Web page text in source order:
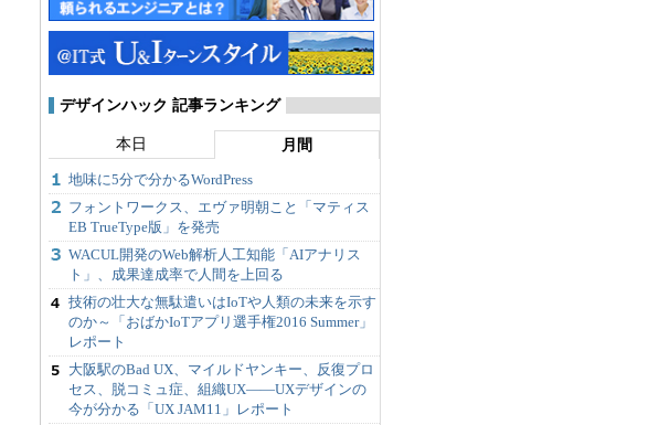
デザインハック 記事ランキング
本日 月間
地味に5分で分かるWordPress
フォントワークス、エヴァ明朝こと「マティス
EB TrueType版」を発売
WACUL開発のWeb解析人工知能「AIアナリス
ト」、成果達成率で人間を上回る
技術の壮大な無駄遣いはIoTや人類の未来を示す
のか～「おばかIoTアプリ選手権2016 Summer」
レポート
大阪駅のBad UX、マイルドヤンキー、反復プロ
セス、脱コミュ症、組織UX――UXデザインの
今が分かる「UX JAM11」レポート